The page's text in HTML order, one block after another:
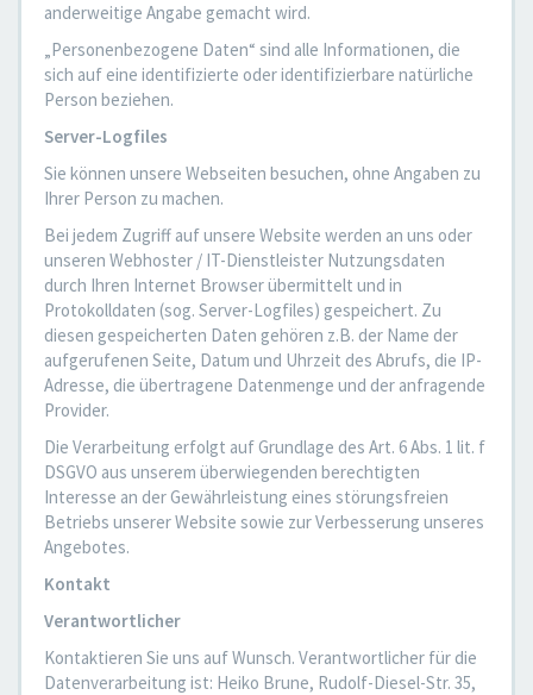
anderweitige Angabe gemacht wird.
„Personenbezogene Daten“ sind alle Informationen, die
sich auf eine identifizierte oder identifizierbare natürliche
Person beziehen.
Server-Logfiles
Sie können unsere Webseiten besuchen, ohne Angaben zu
Ihrer Person zu machen.
Bei jedem Zugriff auf unsere Website werden an uns oder
unseren Webhoster / IT-Dienstleister Nutzungsdaten
durch Ihren Internet Browser übermittelt und in
Protokolldaten (sog. Server-Logfiles) gespeichert. Zu
diesen gespeicherten Daten gehören z.B. der Name der
aufgerufenen Seite, Datum und Uhrzeit des Abrufs, die IP-
Adresse, die übertragene Datenmenge und der anfragende
Provider.
Die Verarbeitung erfolgt auf Grundlage des Art. 6 Abs. 1 lit. f
DSGVO aus unserem überwiegenden berechtigten
Interesse an der Gewährleistung eines störungsfreien
Betriebs unserer Website sowie zur Verbesserung unseres
Angebotes.
Kontakt
Verantwortlicher
Kontaktieren Sie uns auf Wunsch. Verantwortlicher für die
Datenverarbeitung ist: Heiko Brune, Rudolf-Diesel-Str. 35,